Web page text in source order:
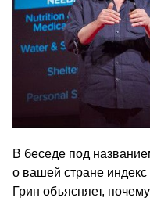
В беседе под
о вашей стране
Грин объясняет,